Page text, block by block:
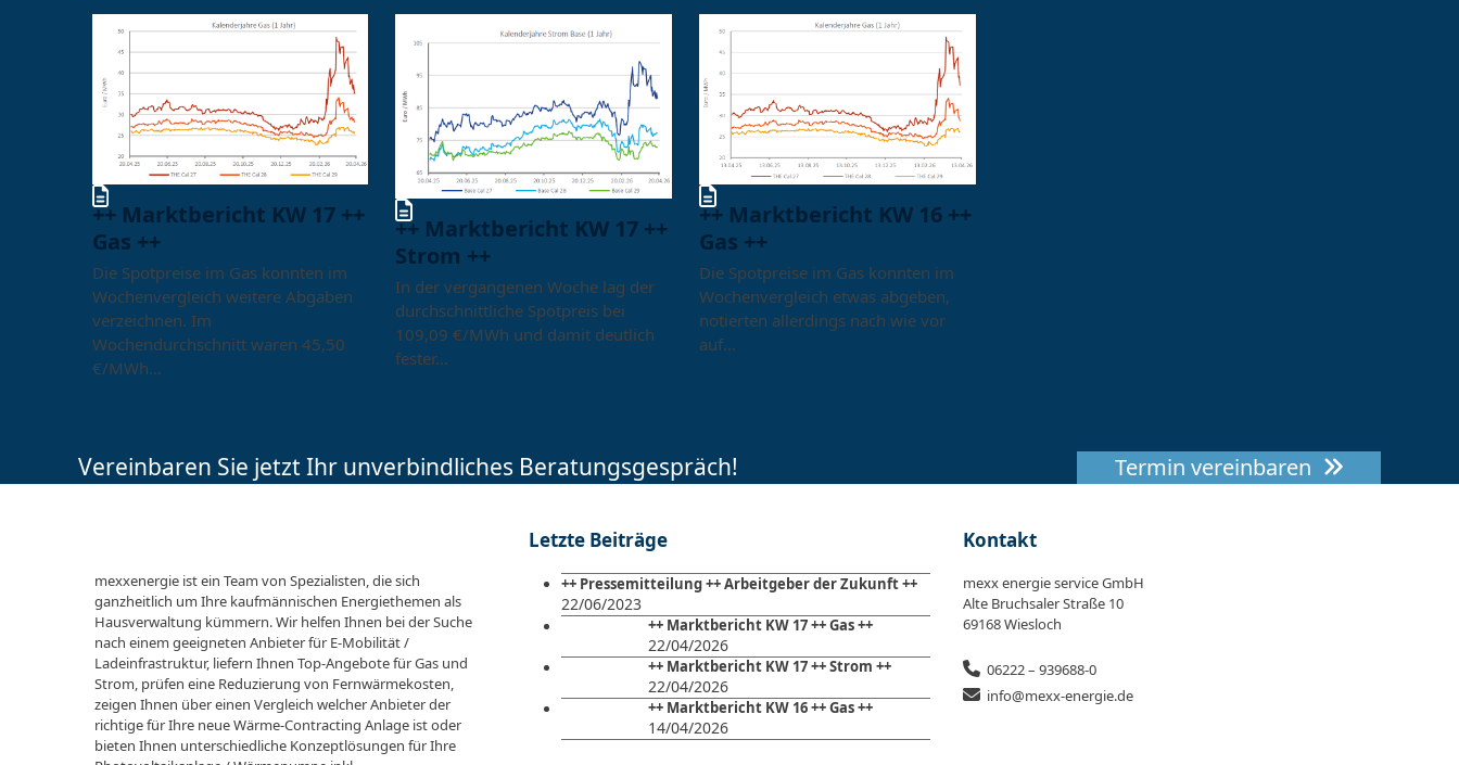
++ Marktbericht KW 17 ++
Gas ++
Die Spotpreise im Gas konnten im
Wochenvergleich weitere Abgaben
verzeichnen. Im
Wochendurchschnitt waren 45,50
€/MWh…
++ Marktbericht KW 17 ++
Strom ++
In der vergangenen Woche lag der
durchschnittliche Spotpreis bei
109,09 €/MWh und damit deutlich
fester…
++ Marktbericht KW 16 ++
Gas ++
Die Spotpreise im Gas konnten im
Wochenvergleich etwas abgeben,
notierten allerdings nach wie vor
auf…
Vereinbaren Sie jetzt Ihr unverbindliches Beratungsgespräch! Termin vereinbaren
mexxenergie ist ein Team von Spezialisten, die sich
ganzheitlich um Ihre kaufmännischen Energiethemen als
Hausverwaltung kümmern. Wir helfen Ihnen bei der Suche
nach einem geeigneten Anbieter für E-Mobilität /
Ladeinfrastruktur, liefern Ihnen Top-Angebote für Gas und
Strom, prüfen eine Reduzierung von Fernwärmekosten,
zeigen Ihnen über einen Vergleich welcher Anbieter der
richtige für Ihre neue Wärme-Contracting Anlage ist oder
bieten Ihnen unterschiedliche Konzeptlösungen für Ihre
Letzte Beiträge
++ Pressemitteilung ++ Arbeitgeber der Zukunft ++
22/06/2023
++ Marktbericht KW 17 ++ Gas ++
22/04/2026
++ Marktbericht KW 17 ++ Strom ++
22/04/2026
++ Marktbericht KW 16 ++ Gas ++
14/04/2026
Kontakt
mexx energie service GmbH
Alte Bruchsaler Straße 10
69168 Wiesloch
06222 – 939688-0
info@mexx-energie.de